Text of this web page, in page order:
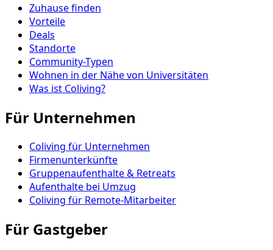
Zuhause finden
Vorteile
Deals
Standorte
Community-Typen
Wohnen in der Nähe von Universitäten
Was ist Coliving?
Für Unternehmen
Coliving für Unternehmen
Firmenunterkünfte
Gruppenaufenthalte & Retreats
Aufenthalte bei Umzug
Coliving für Remote-Mitarbeiter
Für Gastgeber